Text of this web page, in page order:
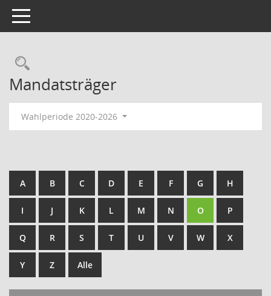
Toggle navigation
Rechercheauswahl
Mandatsträger
Wahlperiode 2020-2026
A B C D E F G H
I J K L M N O P
Q R S T U V W X
Y Z Alle